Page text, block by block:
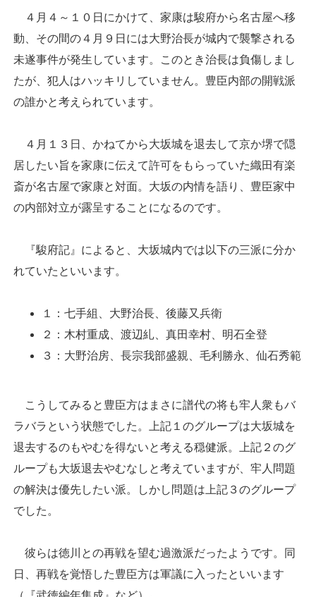
４月４～１０日にかけて、家康は駿府から名古屋へ移
動、その間の４月９日には大野治長が城内で襲撃される
未遂事件が発生しています。このとき治長は負傷しまし
たが、犯人はハッキリしていません。豊臣内部の開戦派
の誰かと考えられています。
４月１３日、かねてから大坂城を退去して京か堺で隠
居したい旨を家康に伝えて許可をもらっていた織田有楽
斎が名古屋で家康と対面。大坂の内情を語り、豊臣家中
の内部対立が露呈することになるのです。
『駿府記』によると、大坂城内では以下の三派に分か
れていたといいます。
１：七手組、大野治長、後藤又兵衛
２：木村重成、渡辺糺、真田幸村、明石全登
３：大野治房、長宗我部盛親、毛利勝永、仙石秀範
こうしてみると豊臣方はまさに譜代の将も牢人衆もバ
ラバラという状態でした。上記１のグループは大坂城を
退去するのもやむを得ないと考える穏健派。上記２のグ
ループも大坂退去やむなしと考えていますが、牢人問題
の解決は優先したい派。しかし問題は上記３のグループ
でした。
彼らは徳川との再戦を望む過激派だったようです。同
日、再戦を覚悟した豊臣方は軍議に入ったといいます